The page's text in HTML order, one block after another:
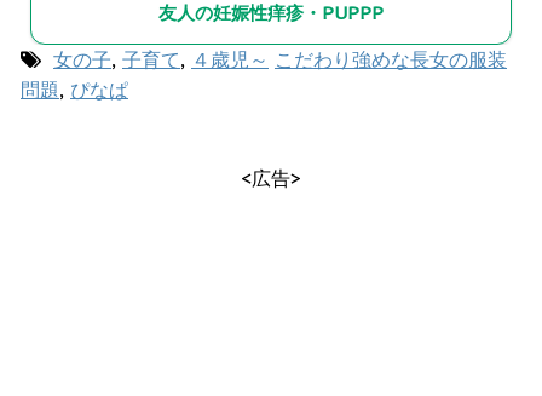
友人の妊娠性痒疹・PUPPP
女の子, 子育て, ４歳児～ こだわり強めな長女の服装
問題, ぴなぱ
<広告>